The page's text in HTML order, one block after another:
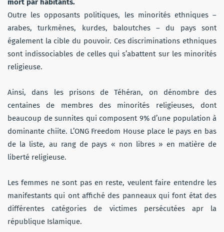
mort par habitants.
Outre les opposants politiques, les minorités ethniques –
arabes, turkmènes, kurdes, baloutches – du pays sont
également la cible du pouvoir. Ces discriminations ethniques
sont indissociables de celles qui s’abattent sur les minorités
religieuse.
Ainsi, dans les prisons de Téhéran, on dénombre des
centaines de membres des minorités religieuses, dont
beaucoup de sunnites qui composent 9% d’une population à
dominante chiite. L’ONG Freedom House place le pays en bas
de la liste, au rang de pays « non libres » en matière de
liberté religieuse.
Les femmes ne sont pas en reste, veulent faire entendre les
manifestants qui ont affiché des panneaux qui font état des
différentes catégories de victimes persécutées apr la
république Islamique.